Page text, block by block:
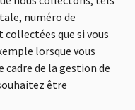
numéro de
que si vous
lorsque vous
de la gestion de
être